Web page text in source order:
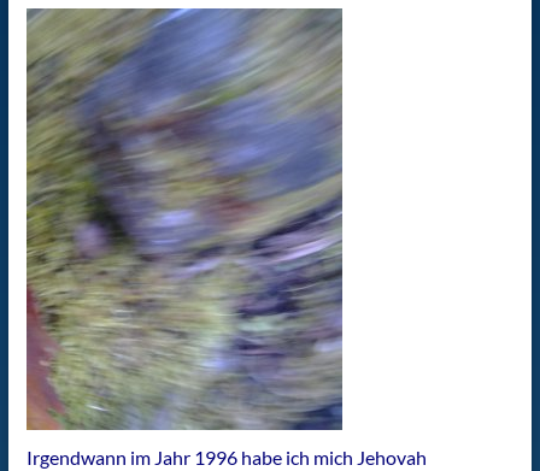
Irgendwann im Jahr 1996 habe ich mich Jehovah